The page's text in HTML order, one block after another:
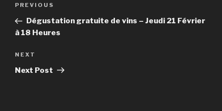
PREVIOUS
Dégustation gratuite de vins – Jeudi 21 Février
à 18 Heures
NEXT
Next Post